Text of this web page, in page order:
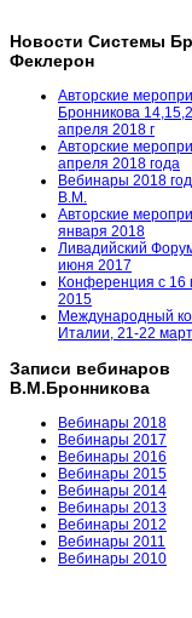
Новости Системы
Феклерон
Авторские
Бронникова
апреля 2018 г
Авторские
апреля 2018 года
Вебинары 2018
В.М.
Авторские
января 2018
Ливадийский
июня 2017
Конференция с 16
2015
Международный
Италии, 21-22
Записи вебинаров
В.М.Бронникова
Вебинары 2018
Вебинары 2017
Вебинары 2016
Вебинары 2015
Вебинары 2014
Вебинары 2013
Вебинары 2012
Вебинары 2011
Вебинары 2010